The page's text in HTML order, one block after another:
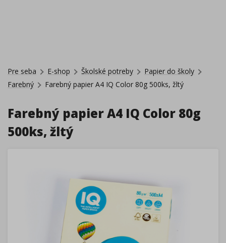
Pre seba E-shop Školské potreby
Papier do školy
Farebný
Farebný papier A4 IQ Color 80g 500ks, žltý
Farebný papier A4 IQ Color 80g
500ks, žltý